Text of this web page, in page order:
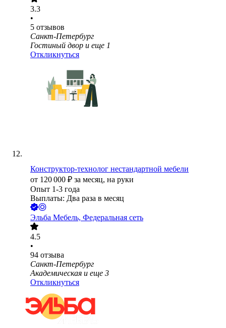
3.3
•
5 отзывов
Санкт-Петербург
Гостиный двор и еще 1
Откликнуться
Конструктор-технолог нестандартной мебели
от 120 000 ₽ за месяц, на руки
Опыт 1-3 года
Выплаты: Два раза в месяц
Эльба Мебель, Федеральная сеть
4.5
•
94 отзыва
Санкт-Петербург
Академическая и еще 3
Откликнуться